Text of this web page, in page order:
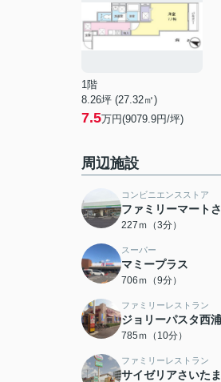
1階
8.26坪 (27.32㎡)
7.5万円(9079.9円/坪)
周辺施設
コンビニエンスストア
ファミリーマート
227ｍ（3分）
スーパー
マミープラス
706ｍ（9分）
ファミリーレストラン
ジョリーパスタ西
785ｍ（10分）
ファミリーレストラン
サイゼリアさいた